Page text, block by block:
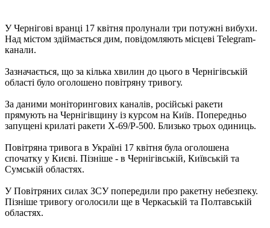
У Чернігові вранці 17 квітня пролунали три потужні вибухи.
Над містом здіймається дим, повідомляють місцеві Telegram-
канали.
Зазначається, що за кілька хвилин до цього в Чернігівській
області було оголошено повітряну тривогу.
За даними моніторингових каналів, російські ракети
прямують на Чернігівщину із курсом на Київ. Попередньо
запущені крилаті ракети Х-69/Р-500. Близько трьох одиниць.
Повітряна тривога в Україні 17 квітня була оголошена
спочатку у Києві. Пізніше - в Чернігівській, Київській та
Сумській областях.
У Повітряних силах ЗСУ попередили про ракетну небезпеку.
Пізніше тривогу оголосили ще в Черкаській та Полтавській
областях.